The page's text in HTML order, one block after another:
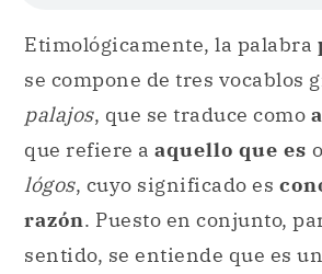
Etimológicamente, la palabra
se compone de tres vocablos
palajos, que se traduce como
que refiere a aquello que es o
lógos, cuyo significado es
razón. Puesto en conjunto,
sentido, se entiende que es un